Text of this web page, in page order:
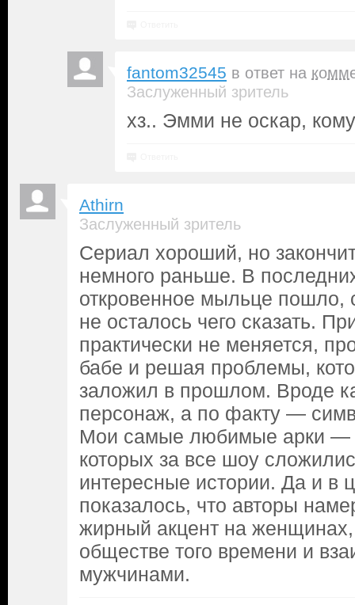
fantom32545 в ответ на
Заслуженный зритель
xз.. Эмми не оскар,
Athirn
Заслуженный зритель
Сериал хороший, но
немного раньше. В
откровенное мыльце пошло,
не осталось чего сказать.
практически не меняется,
бабе и решая проблемы,
заложил в прошлом. Вроде
персонаж, а по факту —
Мои самые любимые арки —
которых за все шоу
интересные истории. Да и в
показалось, что авторы
жирный акцент на
обществе того времени и
мужчинами.